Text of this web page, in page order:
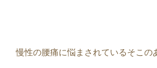
慢性の腰痛に悩まされているそこの